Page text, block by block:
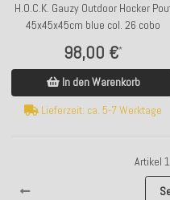
H.O.C.K. Gauzy Outdoor Hocker
45x45x45cm blue col. 26 cobo
98,00 €*
In den Warenkorb
Lieferzeit: ca. 5-7 Werktage
Artikel